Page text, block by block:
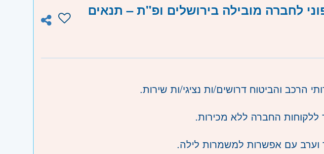
לחברה מובילה בירושלים ופ"ת – תנאים
הרכב והביטוח דרושים/ות נציגי/ות שירות.
ללקוחות החברה ללא מכירות.
וערב עם אפשרות למשמרות לילה.